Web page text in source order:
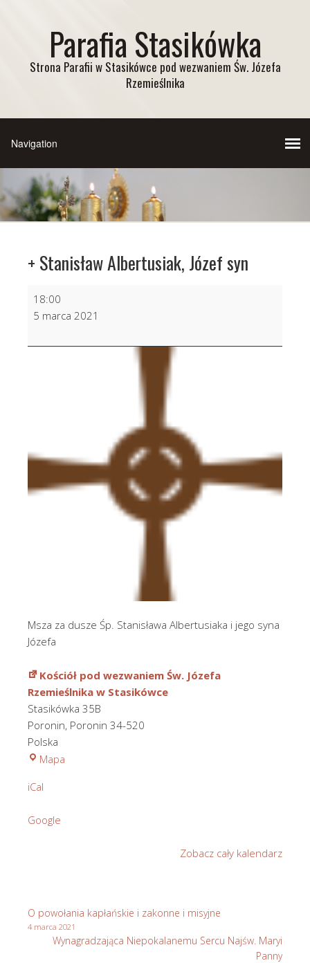
Parafia Stasikówka
Strona Parafii w Stasikówce pod wezwaniem Św. Józefa
Rzemieślnika
+ Stanisław Albertusiak, Józef syn
Stanisław
18:00
5 marca 2021
Msza za dusze Śp. Stanisława Albertusiaka i jego syna
Józefa
Kościół pod wezwaniem Św. Józefa
Rzemieślnika w Stasikówce
Stasikówka 35B
Poronin, Poronin 34-520
Polska
Mapa
iCal
Google
Zobacz cały kalendarz
O powołania kapłańskie i zakonne i misyjne
4 marca 2021
Wynagradzająca Niepokalanemu Sercu Najśw. Maryi
Panny